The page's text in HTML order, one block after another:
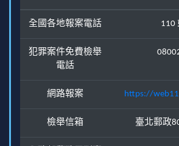
全國各地報案電話 110
犯罪案件免費檢舉
電話
網路報案 https://
檢舉信箱 臺北郵政